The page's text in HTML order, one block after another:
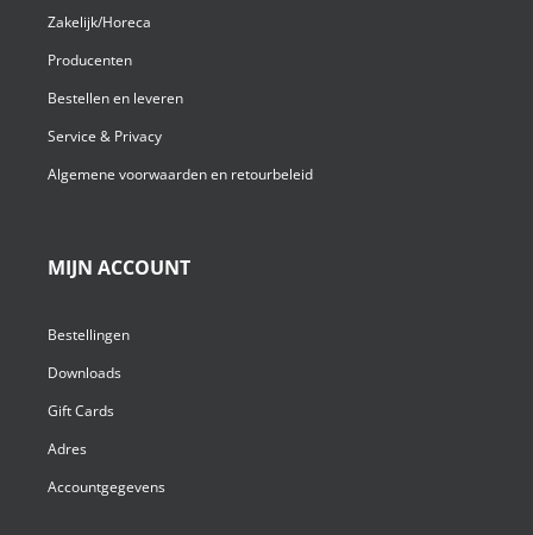
Zakelijk/Horeca
Producenten
Bestellen en leveren
Service & Privacy
Algemene voorwaarden en retourbeleid
MIJN ACCOUNT
Bestellingen
Downloads
Gift Cards
Adres
Accountgegevens